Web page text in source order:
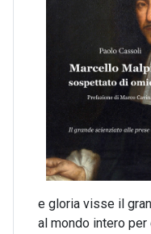
e gloria visse il
al mondo intero